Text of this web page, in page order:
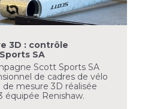
3D : contrôle
SA
Scott Sports SA
de cadres de vélo
mesure 3D réalisée
équipée Renishaw.